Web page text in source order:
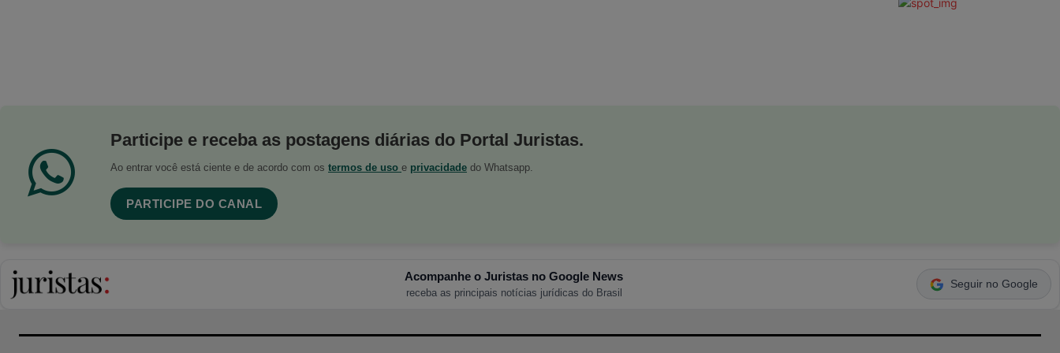
Participe e receba as postagens diárias do Portal Juristas.
Ao entrar você está ciente e de acordo com os termos de uso e privacidade do Whatsapp.
PARTICIPE DO CANAL
Acompanhe o Juristas no Google News
receba as principais notícias jurídicas do Brasil
Seguir no Google